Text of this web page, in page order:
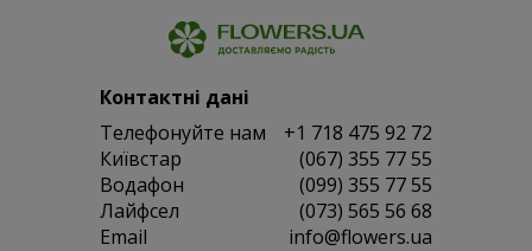
Контактні дані
Телефонуйте нам
+1 718 475 92 72
Київстар
(067) 355 77 55
Водафон
(099) 355 77 55
Лайфсел
(073) 565 56 68
Email
info@flowers.ua